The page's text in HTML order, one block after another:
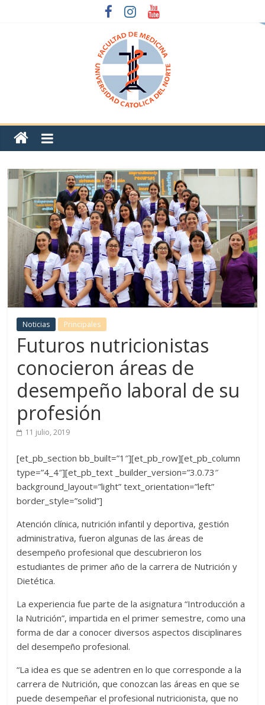
Noticias Principales
Futuros nutricionistas
conocieron áreas de
desempeño laboral de su
profesión
11 julio, 2019
[et_pb_section bb_built=”1″][et_pb_row][et_pb_column
type=”4_4″][et_pb_text _builder_version=”3.0.73″
background_layout=”light” text_orientation=”left”
border_style=”solid”]
Atención clínica, nutrición infantil y deportiva, gestión
administrativa, fueron algunas de las áreas de
desempeño profesional que descubrieron los
estudiantes de primer año de la carrera de Nutrición y
Dietética.
La experiencia fue parte de la asignatura “Introducción a
la Nutrición”, impartida en el primer semestre, como una
forma de dar a conocer diversos aspectos disciplinares
del desempeño profesional.
“La idea es que se adentren en lo que corresponde a la
carrera de Nutrición, que conozcan las áreas en que se
puede desempeñar el profesional nutricionista, que no